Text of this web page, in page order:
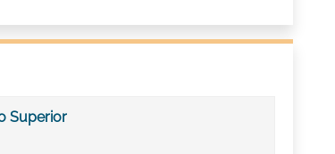
Superior